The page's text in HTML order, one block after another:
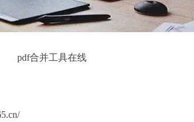
pdf合并工具在线